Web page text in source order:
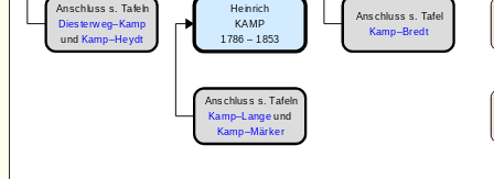
Heinrich
KAMP
1786 – 1853
Anschluss s. Tafeln
Diesterweg–Kamp
undKamp–Heydt
Anschluss s. Tafeln
Kamp–Langeund
Kamp–Märker
Anschluss s. Tafel
Kamp–Bredt